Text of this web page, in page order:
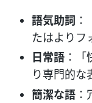
語気助詞
たはよりフ
日常語 ：
り専門的な
簡潔な語